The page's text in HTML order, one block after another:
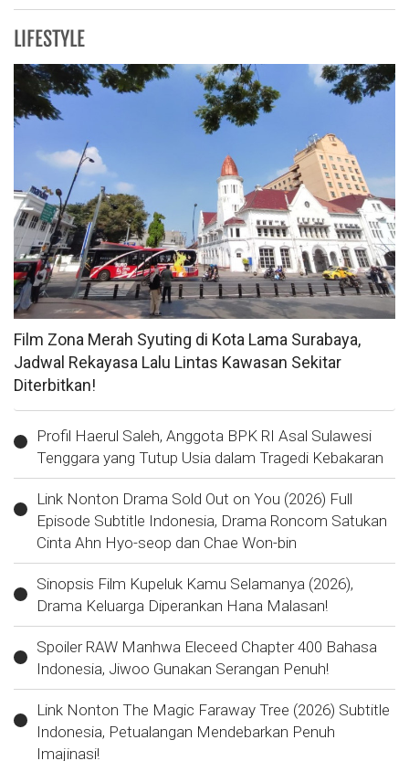
LIFESTYLE
Film Zona Merah Syuting di Kota Lama Surabaya,
Jadwal Rekayasa Lalu Lintas Kawasan Sekitar
Diterbitkan!
Profil Haerul Saleh, Anggota BPK RI Asal Sulawesi
Tenggara yang Tutup Usia dalam Tragedi Kebakaran
Link Nonton Drama Sold Out on You (2026) Full
Episode Subtitle Indonesia, Drama Roncom Satukan
Cinta Ahn Hyo-seop dan Chae Won-bin
Sinopsis Film Kupeluk Kamu Selamanya (2026),
Drama Keluarga Diperankan Hana Malasan!
Spoiler RAW Manhwa Eleceed Chapter 400 Bahasa
Indonesia, Jiwoo Gunakan Serangan Penuh!
Link Nonton The Magic Faraway Tree (2026) Subtitle
Indonesia, Petualangan Mendebarkan Penuh
Imajinasi!